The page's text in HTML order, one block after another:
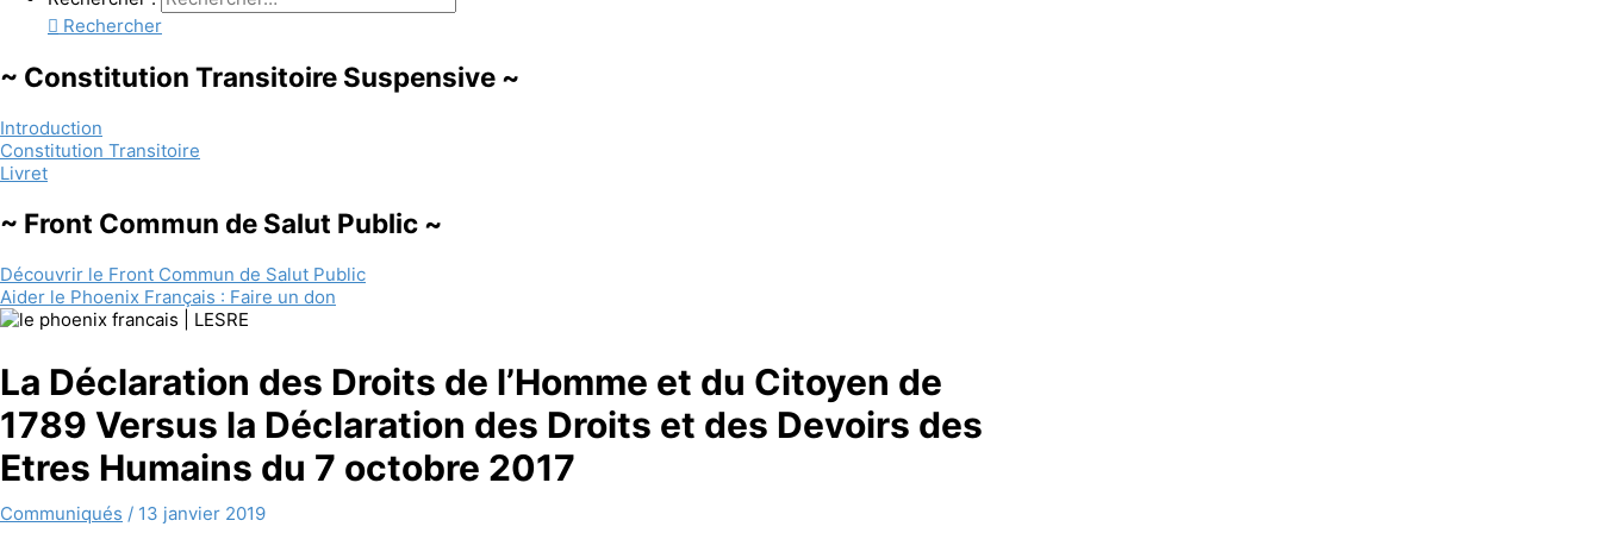
Rechercher
~ Constitution Transitoire Suspensive ~
Introduction
Constitution Transitoire
Livret
~ Front Commun de Salut Public ~
Découvrir le Front Commun de Salut Public
Aider le Phoenix Français : Faire un don
La Déclaration des Droits de l’Homme et du Citoyen de
1789 Versus la Déclaration des Droits et des Devoirs des
Etres Humains du 7 octobre 2017
Communiqués / 13 janvier 2019